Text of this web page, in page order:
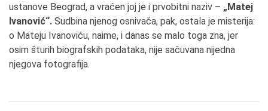
ustanove Beograd, a vraćen joj je i prvobitni naziv – „Matej
Ivanović“. Sudbina njenog osnivača, pak, ostala je misterija:
o Mateju Ivanoviću, naime, i danas se malo toga zna, jer
osim šturih biografskih podataka, nije sačuvana nijedna
njegova fotografija.